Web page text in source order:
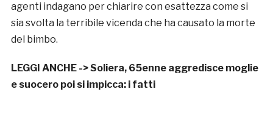
agenti indagano per chiarire con esattezza come si
sia svolta la terribile vicenda che ha causato la morte
del bimbo.
LEGGI ANCHE ->Soliera, 65enne aggredisce moglie
e suocero poi si impicca: i fatti